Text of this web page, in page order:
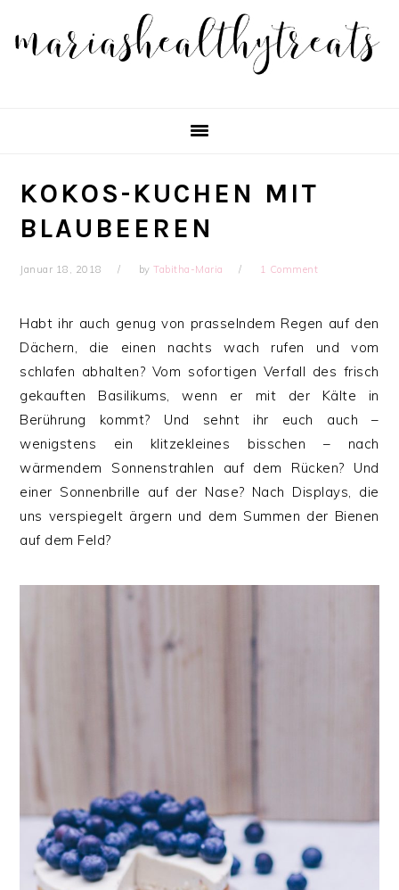
primary
primary
footer
KOKOS-KUCHEN MIT
BLAUBEEREN
Januar 18, 2018 byTabitha-Maria 1 Comment
Habt ihr auch genug von prasselndem Regen auf den
Dächern, die einen nachts wach rufen und vom
schlafen abhalten? Vom sofortigen Verfall des frisch
gekauften Basilikums, wenn er mit der Kälte in
Berührung kommt? Und sehnt ihr euch auch –
wenigstens ein klitzekleines bisschen – nach
wärmendem Sonnenstrahlen auf dem Rücken? Und
einer Sonnenbrille auf der Nase? Nach Displays, die
uns verspiegelt ärgern und dem Summen der Bienen
auf dem Feld?